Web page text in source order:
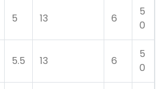
5 13 6
5
0
5.5 13 6
5
0